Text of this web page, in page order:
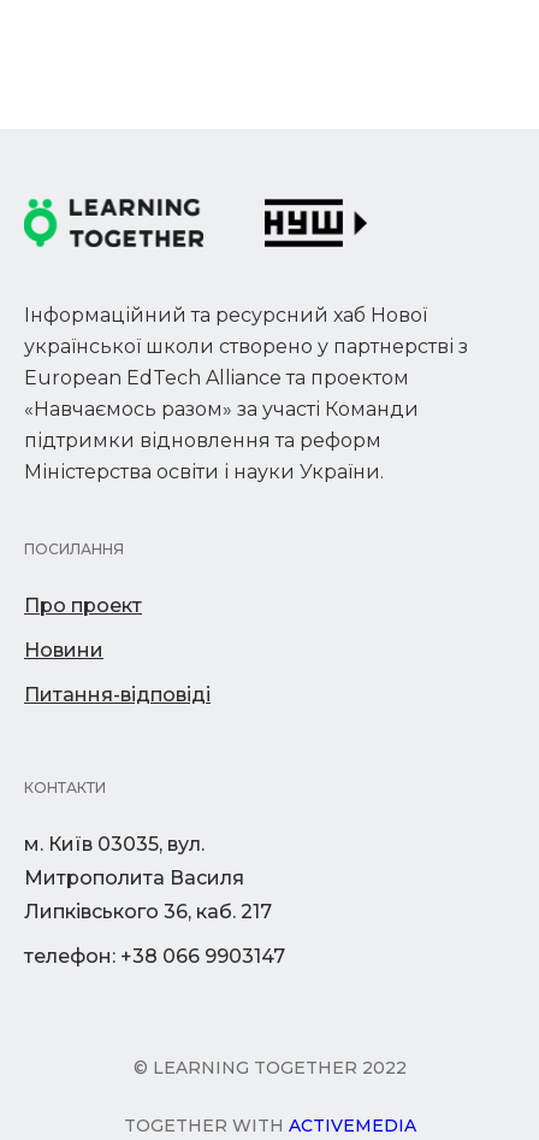
Інформаційний та ресурсний хаб Нової
української школи створено у партнерстві з
European EdTech Alliance та проектом
«Навчаємось разом» за участі Команди
підтримки відновлення та реформ
Міністерства освіти і науки України.
ПОСИЛАННЯ
Про проект
Новини
Питання-відповіді
КОНТАКТИ
м. Київ 03035, вул.
Митрополита Василя
Липківського 36, каб. 217
телефон: +38 066 9903147
© LEARNING TOGETHER 2022
TOGETHER WITH ACTIVEMEDIA